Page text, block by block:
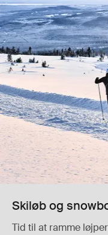
Skiløb og
Tid til at ramme